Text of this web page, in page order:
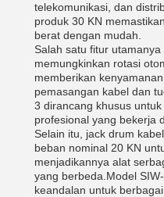
telekomunikasi, dan
produk 30 KN
berat dengan mudah.
Salah satu fitur
memungkinkan rotasi
memberikan
pemasangan kabel dan
3 dirancang khusus
profesional yang bekerja
Selain itu, jack drum
beban nominal 20 KN
menjadikannya alat
yang berbeda.Model
keandalan untuk